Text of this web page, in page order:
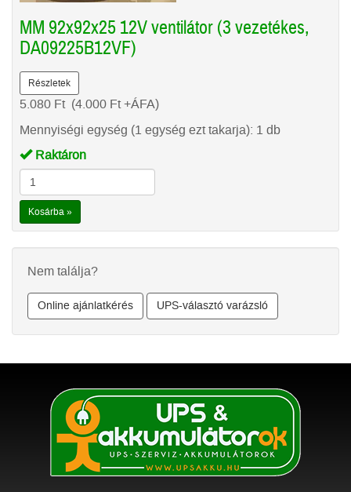
MM 92x92x25 12V ventilátor (3 vezetékes,
DA09225B12VF)
Részletek
5.080 Ft(4.000 Ft+ÁFA)
Mennyiségi egység (1 egység ezt takarja): 1 db
Raktáron
Kosárba »
Nem találja?
Online ajánlatkérés UPS-választó varázsló